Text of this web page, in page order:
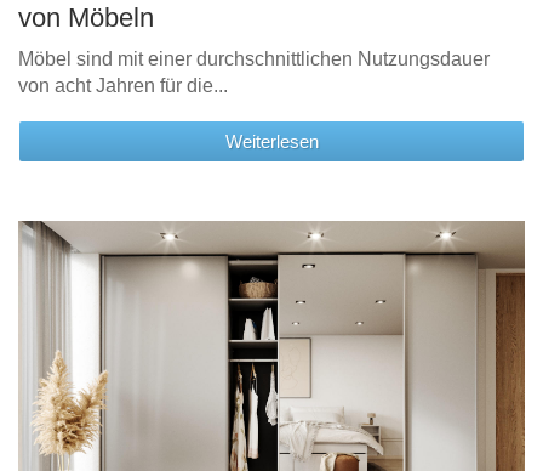
von Möbeln
Möbel sind mit einer durchschnittlichen Nutzungsdauer
von acht Jahren für die...
Weiterlesen